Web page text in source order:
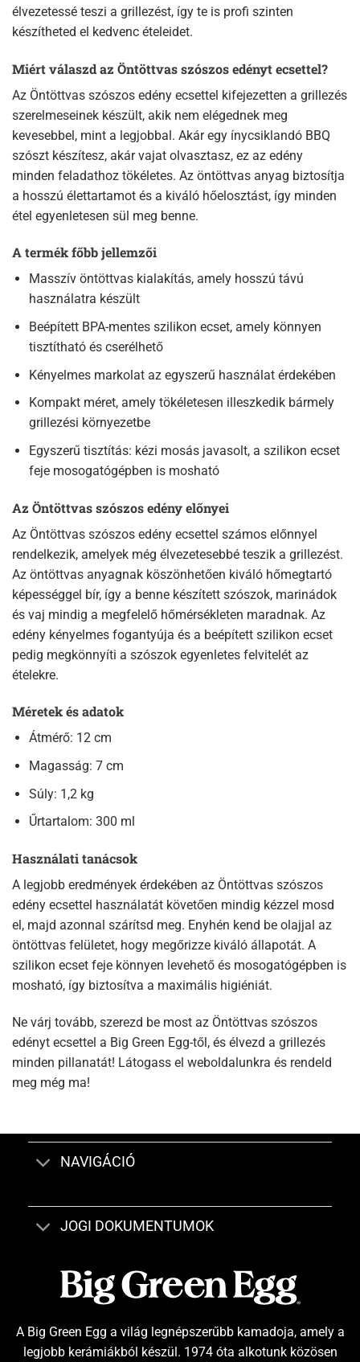
élvezetessé teszi a grillezést, így te is profi szinten
készítheted el kedvenc ételeidet.
Miért válaszd az Öntöttvas szószos edényt ecsettel?
Az Öntöttvas szószos edény ecsettel kifejezetten a grillezés
szerelmeseinek készült, akik nem elégednek meg
kevesebbel, mint a legjobbal. Akár egy ínycsiklandó BBQ
szószt készítesz, akár vajat olvasztasz, ez az edény
minden feladathoz tökéletes. Az öntöttvas anyag biztosítja
a hosszú élettartamot és a kiváló hőelosztást, így minden
étel egyenletesen sül meg benne.
A termék főbb jellemzői
Masszív öntöttvas kialakítás, amely hosszú távú
használatra készült
Beépített BPA-mentes szilikon ecset, amely könnyen
tisztítható és cserélhető
Kényelmes markolat az egyszerű használat érdekében
Kompakt méret, amely tökéletesen illeszkedik bármely
grillezési környezetbe
Egyszerű tisztítás: kézi mosás javasolt, a szilikon ecset
feje mosogatógépben is mosható
Az Öntöttvas szószos edény előnyei
Az Öntöttvas szószos edény ecsettel számos előnnyel
rendelkezik, amelyek még élvezetesebbé teszik a grillezést.
Az öntöttvas anyagnak köszönhetően kiváló hőmegtartó
képességgel bír, így a benne készített szószok, marinádok
és vaj mindig a megfelelő hőmérsékleten maradnak. Az
edény kényelmes fogantyúja és a beépített szilikon ecset
pedig megkönnyíti a szószok egyenletes felvitelét az
ételekre.
Méretek és adatok
Átmérő: 12 cm
Magasság: 7 cm
Súly: 1,2 kg
Űrtartalom: 300 ml
Használati tanácsok
A legjobb eredmények érdekében az Öntöttvas szószos
edény ecsettel használatát követően mindig kézzel mosd
el, majd azonnal szárítsd meg. Enyhén kend be olajjal az
öntöttvas felületet, hogy megőrizze kiváló állapotát. A
szilikon ecset feje könnyen levehető és mosogatógépben is
mosható, így biztosítva a maximális higiéniát.
Ne várj tovább, szerezd be most az Öntöttvas szószos
edényt ecsettel a Big Green Egg-től, és élvezd a grillezés
minden pillanatát! Látogass el weboldalunkra és rendeld
meg még ma!
NAVIGÁCIÓ
JOGI DOKUMENTUMOK
A Big Green Egg a világ legnépszerűbb kamadoja, amely a
legjobb kerámiákból készül. 1974 óta alkotunk közösen